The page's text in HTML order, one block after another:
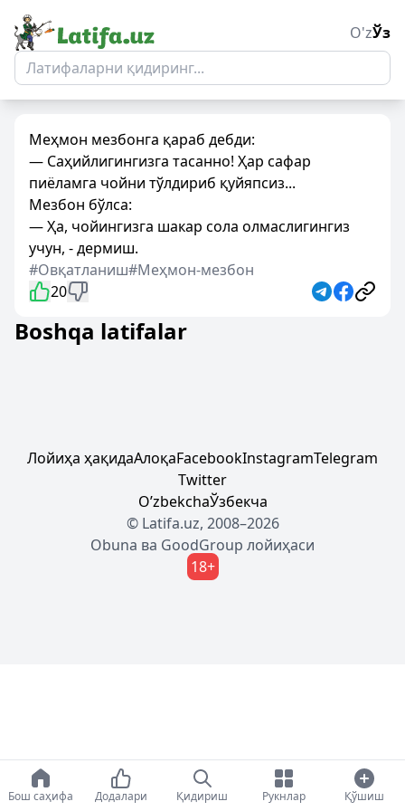
O'zЎз
Меҳмон мезбонга қараб дебди:
— Саҳийлигингизга тасанно! Ҳар сафар
пиёламга чойни тўлдириб қуйяпсиз...
Мезбон бўлса:
— Ҳа, чойингизга шакар сола олмаслигингиз
учун, - дермиш.
#Овқатланиш#Меҳмон-мезбон
20
Boshqa latifalar
Лойиҳа ҳақидаАлоқаFacebookInstagramTelegram
Twitter
OʼzbekchaЎзбекча
© Latifa.uz, 2008–2026
Obuna ва GoodGroup лойиҳаси
18+
Бош саҳифа Додалари Қидириш Рукнлар Қўшиш